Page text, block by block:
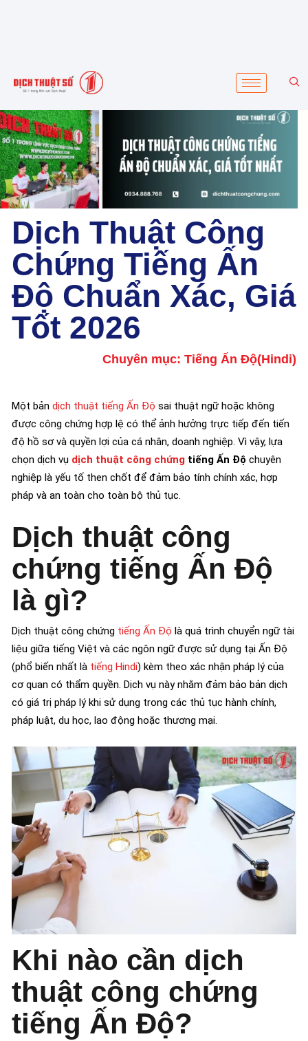
Dịch Thuật Công
Chứng Tiếng Ấn
Độ Chuẩn Xác, Giá
Tốt 2026
Chuyên mục: Tiếng Ấn Độ(Hindi)
Một bản dịch thuật tiếng Ấn Độ sai thuật ngữ hoặc không
được công chứng hợp lệ có thể ảnh hưởng trực tiếp đến tiến
độ hồ sơ và quyền lợi của cá nhân, doanh nghiệp. Vì vậy, lựa
chọn dịch vụ dịch thuật công chứng tiếng Ấn Độ chuyên
nghiệp là yếu tố then chốt để đảm bảo tính chính xác, hợp
pháp và an toàn cho toàn bộ thủ tục.
Dịch thuật công
chứng tiếng Ấn Độ
là gì?
Dịch thuật công chứng tiếng Ấn Độ là quá trình chuyển ngữ tài
liệu giữa tiếng Việt và các ngôn ngữ được sử dụng tại Ấn Độ
(phổ biến nhất là tiếng Hindi) kèm theo xác nhận pháp lý của
cơ quan có thẩm quyền. Dịch vụ này nhằm đảm bảo bản dịch
có giá trị pháp lý khi sử dụng trong các thủ tục hành chính,
pháp luật, du học, lao động hoặc thương mại.
Khi nào cần dịch
thuật công chứng
tiếng Ấn Độ?